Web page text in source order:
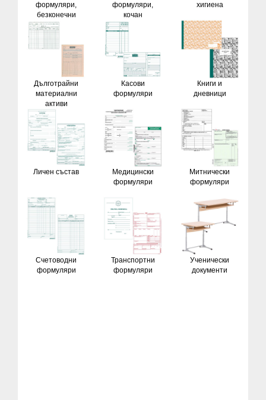
формуляри,
безконечни
формуляри,
кочан
хигиена
Дълготрайни
материални
активи
Касови
формуляри
Книги и
дневници
Личен състав
Медицински
формуляри
Митнически
формуляри
Счетоводни
формуляри
Транспортни
формуляри
Ученически
документи